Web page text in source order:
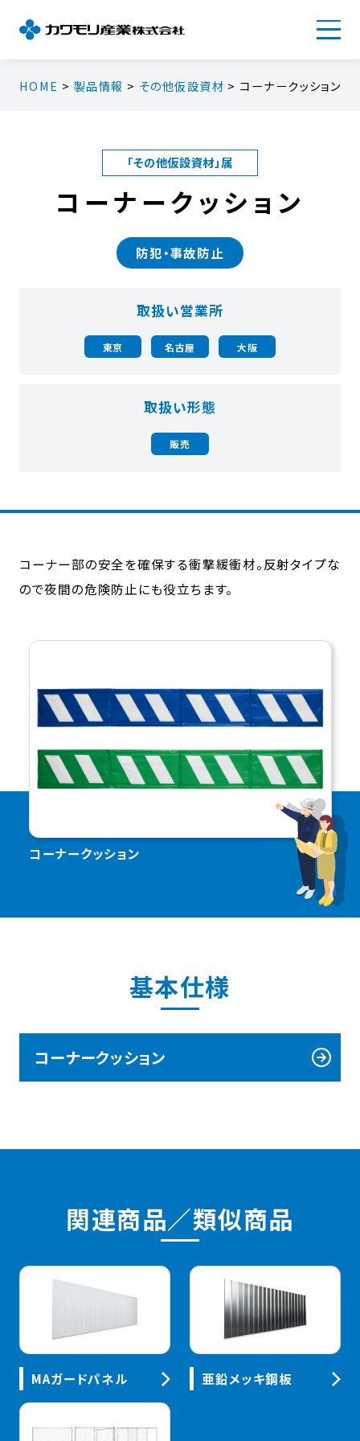
HOME > 製品情報 > その他仮設資材 > コーナークッション
「その他仮設資材」属
コーナークッション
防犯・事故防止
取扱い営業所
東京 名古屋 大阪
取扱い形態
販売
コーナー部の安全を確保する衝撃緩衝材。反射タイプな
ので夜間の危険防止にも役立ちます。
コーナークッション
基本仕様
コーナークッション
関連商品／類似商品
MAガードパネル 亜鉛メッキ鋼板